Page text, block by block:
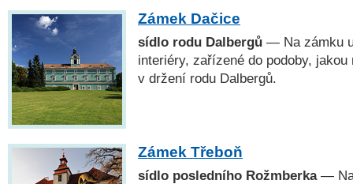
Zámek Dačice
sídlo rodu Dalbergů — Na zámku
interiéry, zařízené do podoby,
v držení rodu Dalbergů.
Zámek Třeboň
sídlo posledního Rožmberka— Na